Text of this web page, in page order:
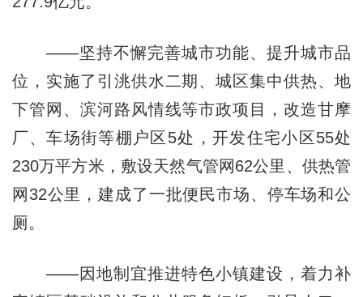
——坚持不懈完善城市功能、提升城市品
位，实施了引洮供水二期、城区集中供热、地
下管网、滨河路风情线等市政项目，改造甘摩
厂、车场街等棚户区5处，开发住宅小区55处
230万平方米，敷设天然气管网62公里、供热管
网32公里，建成了一批便民市场、停车场和公
厕。
——因地制宜推进特色小镇建设，着力补